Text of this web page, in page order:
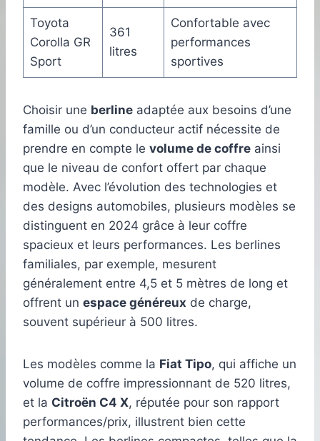
Toyota
Corolla GR
Sport
361
litres
Confortable avec
performances
sportives
Choisir une berline adaptée aux besoins d’une
famille ou d’un conducteur actif nécessite de
prendre en compte le volume de coffre ainsi
que le niveau de confort offert par chaque
modèle. Avec l’évolution des technologies et
des designs automobiles, plusieurs modèles se
distinguent en 2024 grâce à leur coffre
spacieux et leurs performances. Les berlines
familiales, par exemple, mesurent
généralement entre 4,5 et 5 mètres de long et
offrent un espace généreux de charge,
souvent supérieur à 500 litres.
Les modèles comme la Fiat Tipo, qui affiche un
volume de coffre impressionnant de 520 litres,
et la Citroën C4 X, réputée pour son rapport
performances/prix, illustrent bien cette